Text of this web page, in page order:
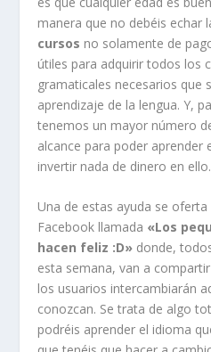
manera que no debéis echar
cursos no solamente de
útiles para adquirir todos los
gramaticales necesarios que
aprendizaje de la lengua. Y,
tenemos un mayor número
alcance para poder aprender
invertir nada de dinero en ello.
Una de estas ayuda se
Facebook llamada «Los
hacen feliz :D» donde,
esta semana, van a
los usuarios intercambiarán
conozcan. Se trata de algo
podréis aprender el idioma